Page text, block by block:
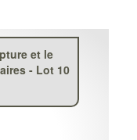
et le
- Lot 10